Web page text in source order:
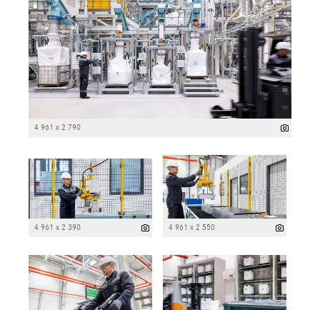
4 961 x 2 790
4 961 x 2 390 4 961 x 2 550